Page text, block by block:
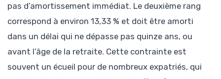
pas d’amortissement immédiat. Le deuxième rang
correspond à environ 13,33 % et doit être amorti
dans un délai qui ne dépasse pas quinze ans, ou
avant l’âge de la retraite. Cette contrainte est
souvent un écueil pour de nombreux expatriés, qui